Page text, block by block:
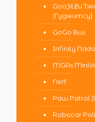
GooJitZu
(Гуджитсу)
GoGo Bus
Infinity Nado
MGAs
Nerf
Paw Patrol
Robocar Poli